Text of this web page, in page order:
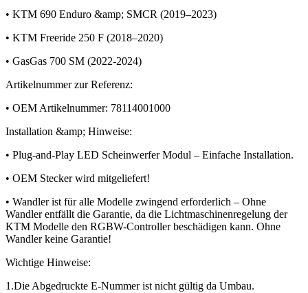
• KTM 690 Enduro &amp; SMCR (2019–2023)
• KTM Freeride 250 F (2018–2020)
• GasGas 700 SM (2022-2024)
Artikelnummer zur Referenz:
• OEM Artikelnummer: 78114001000
Installation &amp; Hinweise:
• Plug-and-Play LED Scheinwerfer Modul – Einfache Installation.
• OEM Stecker wird mitgeliefert!
• Wandler ist für alle Modelle zwingend erforderlich – Ohne
Wandler entfällt die Garantie, da die Lichtmaschinenregelung der
KTM Modelle den RGBW-Controller beschädigen kann. Ohne
Wandler keine Garantie!
Wichtige Hinweise:
1.Die Abgedruckte E-Nummer ist nicht gültig da Umbau.